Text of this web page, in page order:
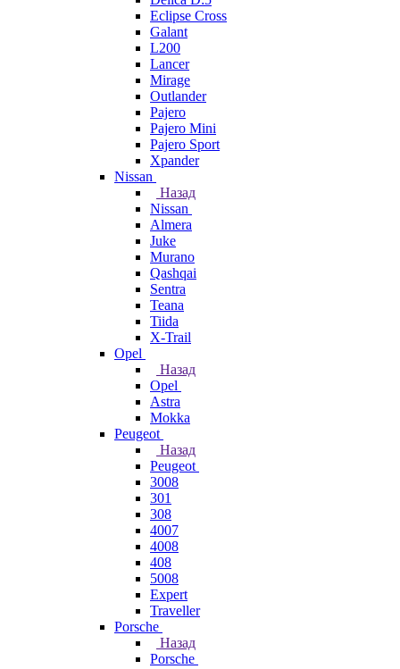
Eclipse Cross
Galant
L200
Lancer
Mirage
Outlander
Pajero
Pajero Mini
Pajero Sport
Xpander
Nissan
Назад
Nissan
Almera
Juke
Murano
Qashqai
Sentra
Teana
Tiida
X-Trail
Opel
Назад
Opel
Astra
Mokka
Peugeot
Назад
Peugeot
3008
301
308
4007
4008
408
5008
Expert
Traveller
Porsche
Назад
Porsche